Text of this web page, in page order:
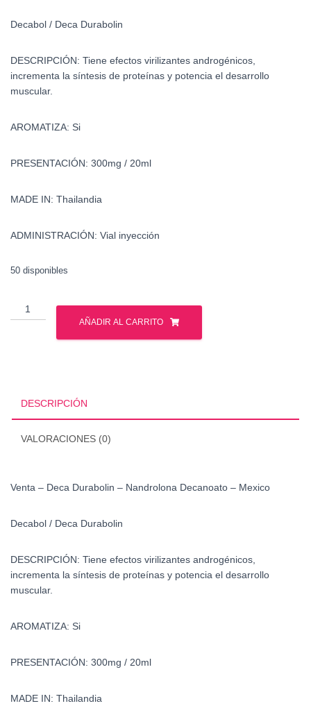
Decabol / Deca Durabolin
DESCRIPCIÓN: Tiene efectos virilizantes androgénicos,
incrementa la síntesis de proteínas y potencia el desarrollo
muscular.
AROMATIZA: Si
PRESENTACIÓN: 300mg / 20ml
MADE IN: Thailandia
ADMINISTRACIÓN: Vial inyección
50 disponibles
Venta
-
cantidad
AÑADIR AL CARRITO
DESCRIPCIÓN
VALORACIONES (0)
Venta – Deca Durabolin – Nandrolona Decanoato – Mexico
Decabol / Deca Durabolin
DESCRIPCIÓN: Tiene efectos virilizantes androgénicos,
incrementa la síntesis de proteínas y potencia el desarrollo
muscular.
AROMATIZA: Si
PRESENTACIÓN: 300mg / 20ml
MADE IN: Thailandia